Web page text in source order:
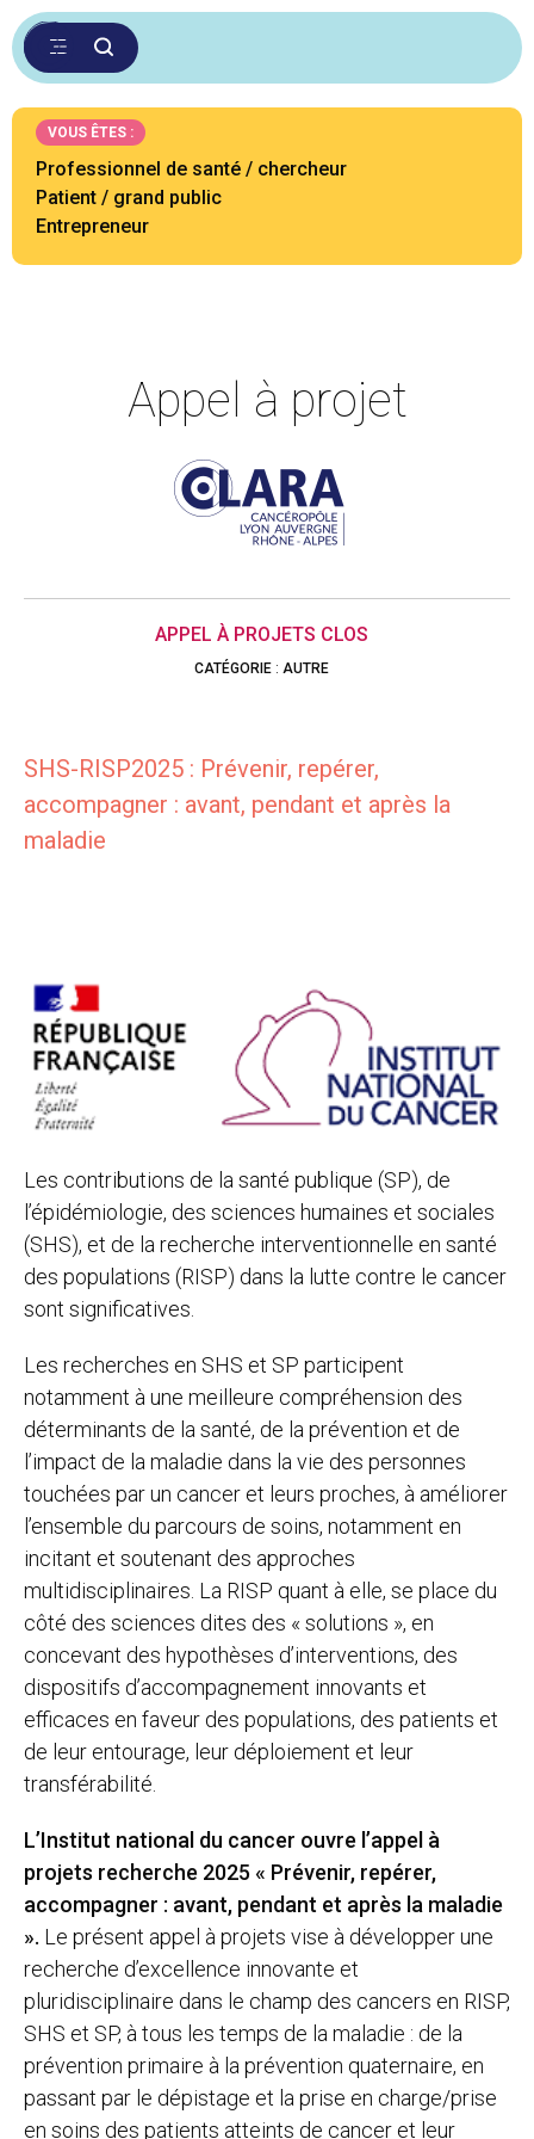
VOUS ÊTES :
Professionnel de santé / chercheur
Patient / grand public
Entrepreneur
Appel à projet
APPEL À PROJETS CLOS
CATÉGORIE: AUTRE
SHS-RISP2025 : Prévenir, repérer,
accompagner : avant, pendant et après la
maladie
Les contributions de la santé publique (SP), de
l’épidémiologie, des sciences humaines et sociales
(SHS), et de la recherche interventionnelle en santé
des populations (RISP) dans la lutte contre le cancer
sont significatives.
Les recherches en SHS et SP participent
notamment à une meilleure compréhension des
déterminants de la santé, de la prévention et de
l’impact de la maladie dans la vie des personnes
touchées par un cancer et leurs proches, à améliorer
l’ensemble du parcours de soins, notamment en
incitant et soutenant des approches
multidisciplinaires. La RISP quant à elle, se place du
côté des sciences dites des « solutions », en
concevant des hypothèses d’interventions, des
dispositifs d’accompagnement innovants et
efficaces en faveur des populations, des patients et
de leur entourage, leur déploiement et leur
transférabilité.
L’Institut national du cancer ouvre l’appel à
projets recherche 2025 « Prévenir, repérer,
accompagner : avant, pendant et après la maladie
». Le présent appel à projets vise à développer une
recherche d’excellence innovante et
pluridisciplinaire dans le champ des cancers en RISP,
SHS et SP, à tous les temps de la maladie : de la
prévention primaire à la prévention quaternaire, en
passant par le dépistage et la prise en charge/prise
en soins des patients atteints de cancer et leur